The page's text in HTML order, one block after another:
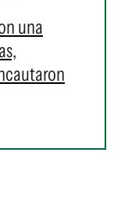
una